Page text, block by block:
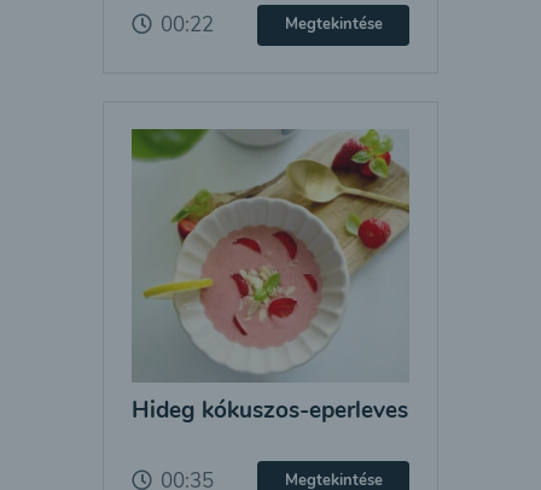
00:22 Megtekintése
Hideg kókuszos-eperleves
00:35 Megtekintése